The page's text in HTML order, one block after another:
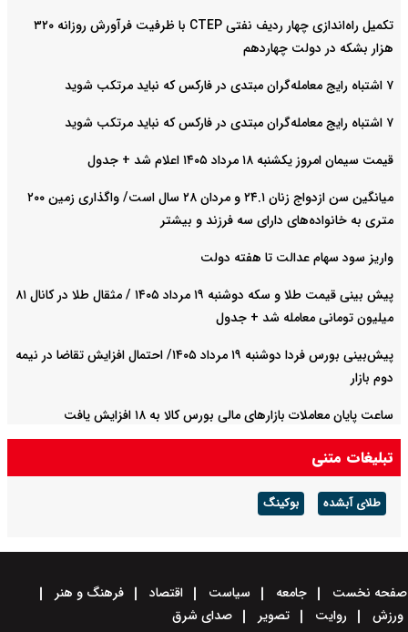
تکمیل راه‌اندازی چهار ردیف نفتی CTEP با ظرفیت فرآورش روزانه ۳۲۰
هزار بشکه در دولت چهاردهم
۷ اشتباه رایج معامله‌گران مبتدی در فارکس که نباید مرتکب شوید
۷ اشتباه رایج معامله‌گران مبتدی در فارکس که نباید مرتکب شوید
قیمت سیمان امروز یکشنبه ۱۸ مرداد ۱۴۰۵ اعلام شد + جدول
میانگین سن ازدواج زنان ۲۴.۱ و مردان ۲۸ سال است/ واگذاری زمین ۲۰۰
متری به خانواده‌های دارای سه فرزند و بیشتر
واریز سود سهام عدالت تا هفته دولت
پیش‌ بینی قیمت طلا و سکه دوشنبه ۱۹ مرداد ۱۴۰۵ / مثقال طلا در کانال ۸۱
میلیون تومانی معامله شد + جدول
پیش‌بینی بورس فردا دوشنبه ۱۹ مرداد ۱۴۰۵/ احتمال افزایش تقاضا در نیمه
دوم بازار
ساعت پایان معاملات بازارهای مالی بورس کالا به ۱۸ افزایش یافت
تبلیغات متنی
طلای آبشده بوکینگ
صفحه نخست جامعه سیاست اقتصاد
فرهنگ و هنر
ورزش
روایت تصویر صدای شرق